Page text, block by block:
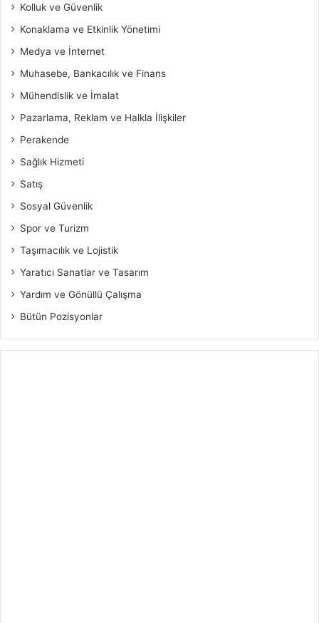
Kolluk ve Güvenlik
Konaklama ve Etkinlik Yönetimi
Medya ve İnternet
Muhasebe, Bankacılık ve Finans
Mühendislik ve İmalat
Pazarlama, Reklam ve Halkla İlişkiler
Perakende
Sağlık Hizmeti
Satış
Sosyal Güvenlik
Spor ve Turizm
Taşımacılık ve Lojistik
Yaratıcı Sanatlar ve Tasarım
Yardım ve Gönüllü Çalışma
Bütün Pozisyonlar